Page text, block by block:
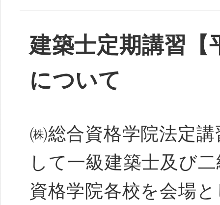
建築士定期講習【
について
㈱総合資格学院法定
して一級建築士及び
資格学院各校を会場